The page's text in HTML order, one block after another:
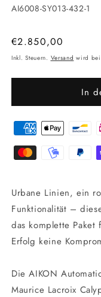
SKU:
AI6008-SY013-432-1
Normaler
Preis
€2.850,00
Inkl. Steuern. Versand wird
In
Urbane Linien, ein
Funktionalität –
das komplette
Erfolg keine
Die AIKON
Maurice Lacroix